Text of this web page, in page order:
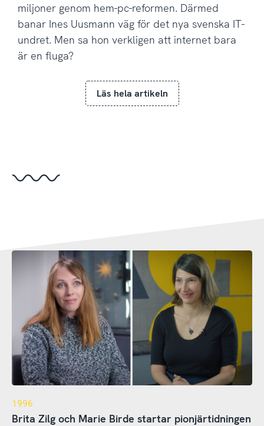
miljoner genom hem-pc-reformen. Därmed
banar Ines Uusmann väg för det nya svenska IT-
undret. Men sa hon verkligen att internet bara
är en fluga?
Läs hela artikeln
1996
Brita Zilg och Marie Birde startar pionjärtidningen